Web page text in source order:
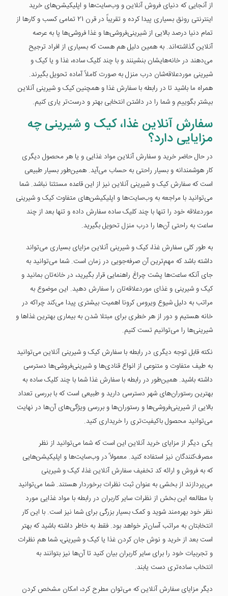
از آنجایی که دنیای فروش آنلاین و وب‌سایت‌ها و اپلیکیشن‌های خرید
اینترنتی رونق بسیاری پیدا کرده و تقریباً در قرن 21 تمامی کسب و کارها از
تمام دنیا درصد بالایی از شیرینی‌فروشی‌ها و غذا فروشی‌ها پا به عرصه
آنلاین گذاشته‌اند. به همین دلیل هم هست که بسیاری از افراد ترجیح
می‌دهند در خانه‌هایشان بنشینند و با چند کلیک ساده، غذا و یا کیک و
شیرینی موردعلاقه‌شان درب منزل به صورت کاملاً آماده تحویل بگیرند.
همراه ما باشید تا در رابطه با سفارش غذا و همچنین کیک و شیرینی آنلاین
بیشتر بگوییم و شما را در داشتن انتخابی بهتر و درست‌تر یاری کنیم.
سفارش آنلاین غذا، کیک و شیرینی چه
مزایایی دارد؟
در حال حاضر خرید و سفارش آنلاین مواد غذایی و یا هر محصول دیگری
کار هوشمندانه و بسیار راحتی به حساب می‌آید. همین‌طور بسیار طبیعی
است که سفارش کیک و شیرینی آنلاین نیز از این قاعده مستثنا نباشد. شما
می‌توانید با مراجعه به وب‌سایت‌ها و اپلیکیشن‌های متفاوت کیک و شیرینی
موردعلاقه خود را تنها با چند کلیک ساده سفارش داده و تنها بعد از چند
ساعت به راحتی آن‌ها را درب منزل تحویل بگیرید.
به طور کلی سفارش غذا، کیک و شیرینی آنلاین مزایای بسیاری می‌تواند
داشته باشد که مهم‌ترین آن صرفه‌جویی در زمان است. شما می‌توانید به
جای آنکه ساعت‌ها پشت چراغ راهنمایی قرار بگیرید، در خانه‌تان بمانید و
کیک و شیرینی و غذای موردعلاقه‌تان را سفارش دهید. این موضوع به
مراتب به دلیل شیوع ویروس کرونا اهمیت بیشتری پیدا می‌کند چراکه در
خانه هستیم و دور از هر خطری برای مبتلا شدن به بیماری بهترین غذاها و
شیرینی‌ها را می‌توانیم تست کنیم.
نکته قابل توجه دیگری در رابطه با سفارش کیک و شیرینی آنلاین می‌توانید
به طیف متفاوت و متنوعی از انواع قنادی‌ها و شیرینی‌فروشی‌ها دسترسی
داشته باشید. همین‌طور در رابطه با سفارش غذا شما با چند کلیک ساده به
بهترین رستوران‌های شهر دسترسی دارید و طبیعی است که با بررسی تعداد
بالایی از شیرینی‌فروشی‌ها و رستوران‌ها و بررسی ویژگی‌های آن‌ها در نهایت
می‌توانید محصول باکیفیت‌تری را خریداری کنید.
یکی دیگر از مزایای خرید آنلاین این است که شما می‌توانید از نظر
مصرف‌کنندگان نیز استفاده کنید. معمولاً در وب‌سایت‌ها و اپلیکیشن‌هایی
که به فروش و ارائه کد تخفیف سفارش آنلاین غذا، کیک و شیرینی
می‌پردازند از بخشی به عنوان ثبت نظرات برخوردار هستند. شما می‌توانید
با مطالعه این بخش از نظرات سایر کاربران در رابطه با مواد غذایی مورد
نظر خود بهره‌مند شوید و کمک بسیار بزرگی برای شما نیز است. با این کار
انتخابتان به مراتب آسان‌تر خواهد بود. فقط به خاطر داشته باشید که بهتر
است بعد از خرید و نوش جان کردن غذا یا کیک و شیرینی، شما هم نظرات
و تجربیات خود را برای سایر کاربران بیان کنید تا آن‌ها نیز بتوانند به
انتخاب ساده‌تری دست یابند.
دیگر مزایای سفارش آنلاین که می‌توان مطرح کرد، امکان مشخص کردن